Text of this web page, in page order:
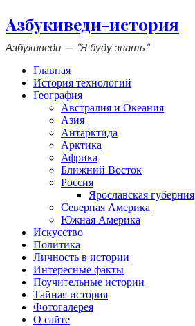
Азбукиведи-история
Азбукиведи — "Я буду знать"
Главная
История технологий
География
Австралия и Океания
Азия
Антарктида
Арктика
Африка
Ближний Восток
Россия
Ярославская губерния
Северная Америка
Южная Америка
Искусство
Политика
Личность в истории
Интересные факты
Поучительные истории
Тайная история
Фотогалерея
О сайте